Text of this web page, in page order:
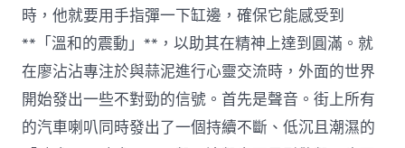
時，他就要用手指彈一下缸邊，確保它能感受到
**「溫和的震動」**，以助其在精神上達到圓滿。就
在廖沾沾專注於與蒜泥進行心靈交流時，外面的世界
開始發出一些不對勁的信號。首先是聲音。街上所有
的汽車喇叭同時發出了一個持續不斷、低沉且潮濕的